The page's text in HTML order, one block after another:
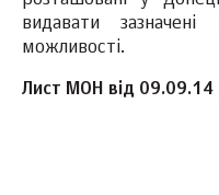
видавати
можливості.
Лист МОН від